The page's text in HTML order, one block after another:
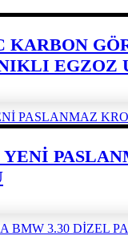
KARBON
EGZOZ
YENİ